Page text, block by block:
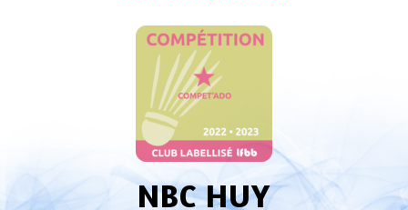
NBC HUY